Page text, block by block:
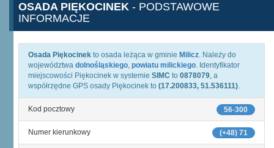
OSADA PIĘKOCINEK - PODSTAWOWE
INFORMACJE
Osada Piękocinek to osada leżąca w gminie Milicz. Należy do
województwa dolnośląskiego, powiatu milickiego. Identyfikator
miejscowości Piękocinek w systemie SIMC to 0878079, a
współrzędne GPS osady Piękocinek to (17.200833, 51.536111).
56-300
Kod pocztowy
(+48) 71
Numer kierunkowy